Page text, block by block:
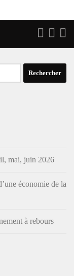
mai, juin 2026
économie de la
à rebours